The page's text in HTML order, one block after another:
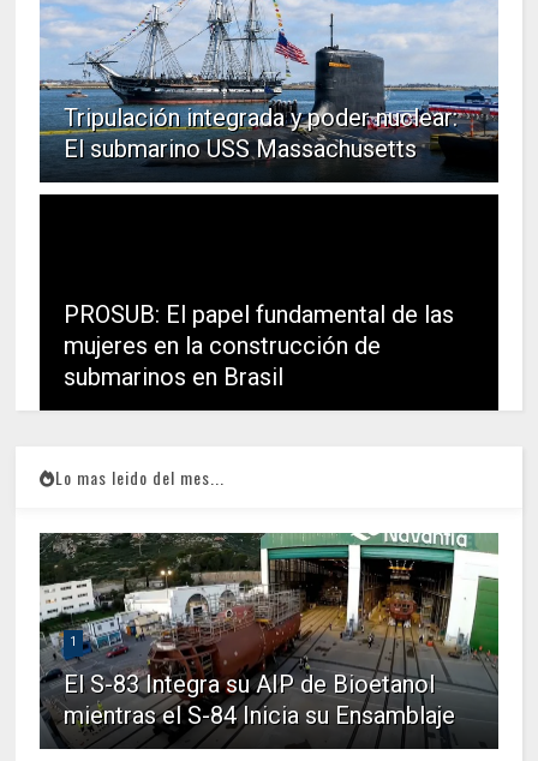
Tripulación integrada y poder nuclear:
El submarino USS Massachusetts
PROSUB: El papel fundamental de las
mujeres en la construcción de
submarinos en Brasil
Lo mas leido del mes...
1
El S-83 Integra su AIP de Bioetanol
mientras el S-84 Inicia su Ensamblaje